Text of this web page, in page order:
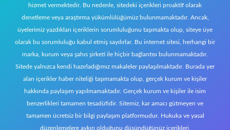
hizmet vermektedir. Bu nedenle, sitedeki içerikleri proaktif olarak
denetleme veya araştırma yükümlülüğümüz bulunmamaktadır. Ancak,
üyelerimiz yazdıkları içeriklerin sorumluluğunu taşımakta olup, siteye üye
olarak bu sorumluluğu kabul etmiş sayılırlar. Bu internet sitesi, herhangi bir
marka, kurum veya şahıs şirketi ile hiçbir bağlantısı bulunmamaktadır.
Sitede yalnızca kendi hazırladığımız makaleler paylaşılmaktadır. Burada yer
alan içerikler haber niteliği taşımamakta olup, gerçek kurum ve kişiler
hakkında paylaşım yapılmamaktadır. Gerçek kurum ve kişiler ile isim
benzerlikleri tamamen tesadüfidir. Sitemiz, kar amacı gütmeyen ve
tamamen ücretsiz bir bilgi paylaşım platformudur. Hukuka ve yasal
düzenlemelere aykırı olduğunu düşündüğünüz içerikleri,